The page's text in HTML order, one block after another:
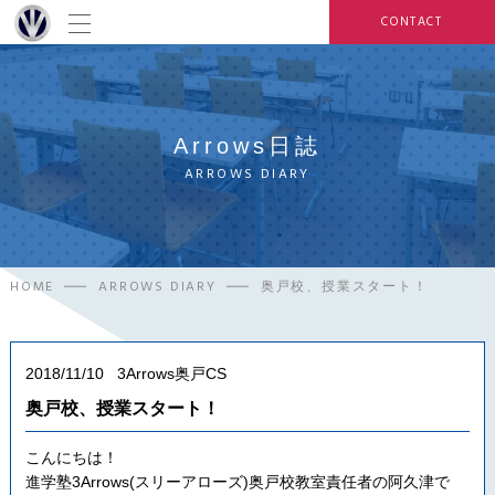
CONTACT
Arrows日誌
ARROWS DIARY
HOME ARROWS DIARY 奥戸校、授業スタート！
2018/11/10 3Arrows奥戸CS
奥戸校、授業スタート！
こんにちは！
進学塾3Arrows(スリーアローズ)奥戸校教室責任者の阿久津で